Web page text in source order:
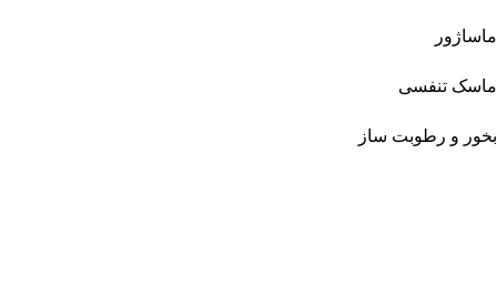
ماساژور
ماسک تنفسی
بخور و رطوبت ساز